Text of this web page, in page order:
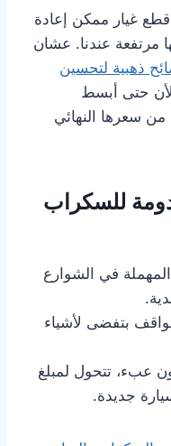
غيار ممكن إعادة
مرتفعة عندنا. عشان
ذهبية لتحسين
لأن حتى أبسط
سعرها النهائي
للسكراب
في الشوارع
بتفضى لأشياء
عبء، تتحول لمبلغ
جديدة.